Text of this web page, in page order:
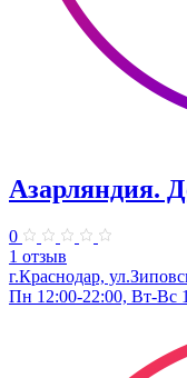
Азарляндия.
0
1 отзыв
г.Краснодар,
Пн 12:00-22:00, Вт-Вс